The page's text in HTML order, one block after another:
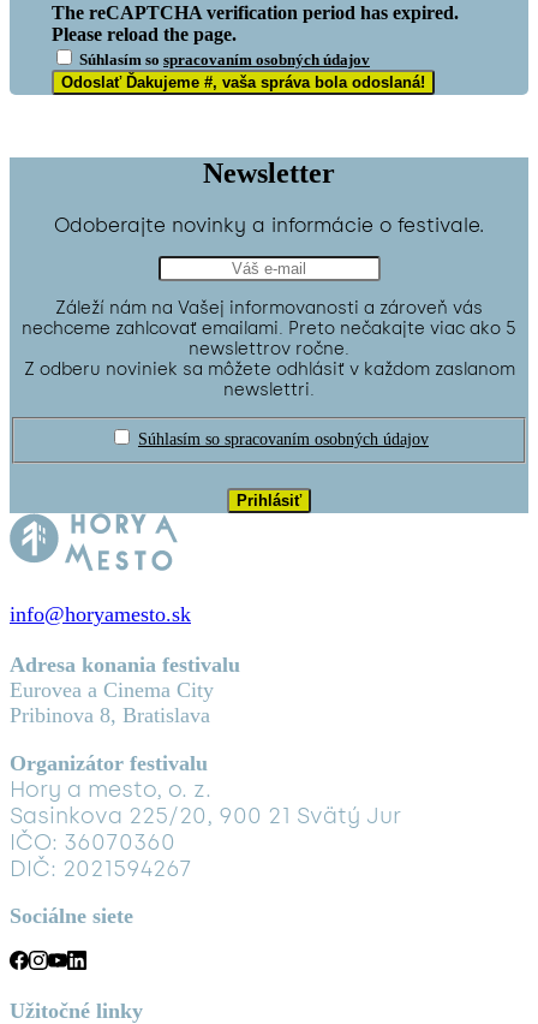
The reCAPTCHA verification period has expired.
Please reload the page.
Súhlasím so spracovaním osobných údajov
Odoslať Ďakujeme #, vaša správa bola odoslaná!
Newsletter
Odoberajte novinky a informácie o festivale.
Záleží nám na Vašej informovanosti a zároveň vás
nechceme zahlcovať emailami. Preto nečakajte viac ako 5
newslettrov ročne.
Z odberu noviniek sa môžete odhlásiť v každom zaslanom
newslettri.
Súhlasím so spracovaním osobných údajov
info@horyamesto.sk
Adresa konania festivalu
Eurovea a Cinema City
Pribinova 8, Bratislava
Organizátor festivalu
Hory a mesto, o. z.
Sasinkova 225/20, 900 21 Svätý Jur
IČO: 36070360
DIČ: 2021594267
Sociálne siete
Užitočné linky